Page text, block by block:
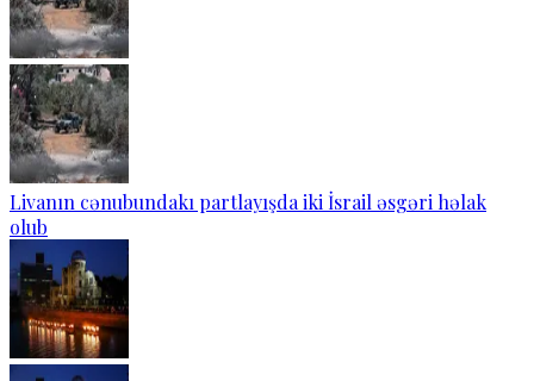
Livanın cənubundakı partlayışda iki İsrail əsgəri həlak
olub